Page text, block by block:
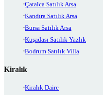
Çatalca Satılık Arsa
Kandıra Satılık Arsa
Bursa Satılık Arsa
Kuşadası Satılık Yazlık
Bodrum Satılık Villa
Kiralık
Kiralık Daire